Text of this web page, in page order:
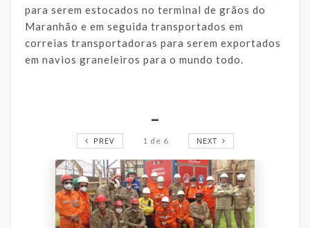
para serem estocados no terminal de grãos do
Maranhão e em seguida transportados em
correias transportadoras para serem exportados
em navios graneleiros para o mundo todo.
PREV 1 de 6 NEXT